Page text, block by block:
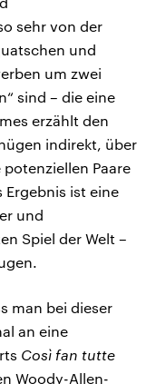
sehr von der
und
um zwei
sind – die eine
erzählt den
indirekt, über
Paare
Ergebnis ist eine
und
Spiel der Welt –
man bei dieser
an eine
Così fan tutte
Woody-Allen-